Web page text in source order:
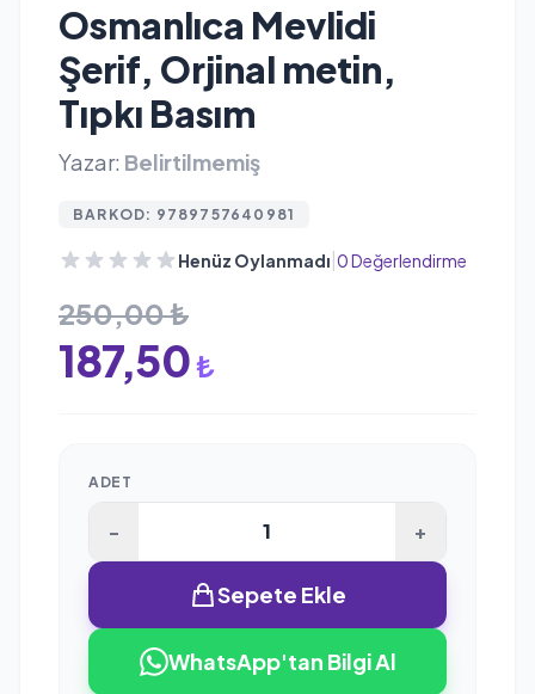
Osmanlıca Mevlidi
Şerif, Orjinal metin,
Tıpkı Basım
Yazar: Belirtilmemiş
BARKOD: 9789757640981
Henüz Oylanmadı|0 Değerlendirme
250,00 ₺
187,50 ₺
ADET
- +
Sepete Ekle
WhatsApp'tan Bilgi Al